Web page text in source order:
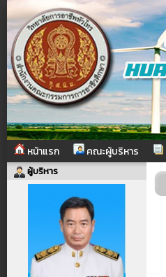
หน้าแรก คณะผู้บริหาร
ผู้บริหาร